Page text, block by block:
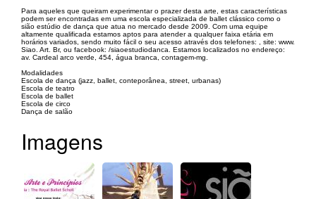
Para aqueles que queiram experimentar o prazer desta arte, estas características
podem ser encontradas em uma escola especializada de ballet clássico como o
sião estúdio de dança que atua no mercado desde 2009. Com uma equipe
altamente qualificada estamos aptos para atender a qualquer faixa etária em
horários variados, sendo muito fácil o seu acesso através dos telefones: , site: www.
Siao. Art. Br, ou facebook: /siaoestudiodanca. Estamos localizados no endereço:
av. Cardeal arco verde, 454, água branca, contagem-mg.
Modalidades
Escola de dança (jazz, ballet, conteporânea, street, urbanas)
Escola de teatro
Escola de ballet
Escola de circo
Dança de salão
Imagens